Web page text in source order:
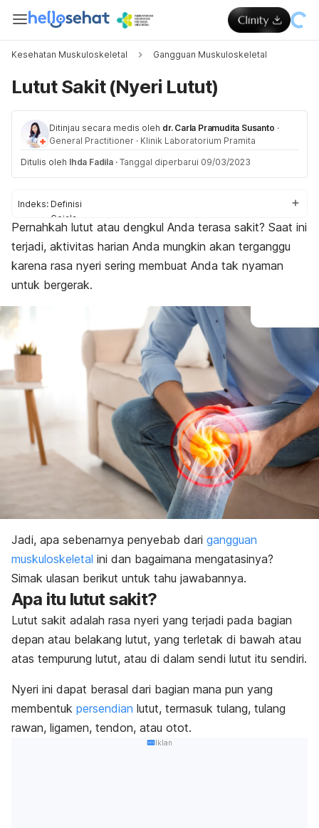
Kesehatan Muskuloskeletal Gangguan Muskuloskeletal
Lutut Sakit (Nyeri Lutut)
Ditinjau secara medis oleh dr. Carla Pramudita Susanto ·
General Practitioner · Klinik Laboratorium Pramita
Ditulis oleh Ihda Fadila · Tanggal diperbarui 09/03/2023
Indeks: Definisi
Gejala
Penyebab
Faktor risiko
Diagnosis
Pengobatan
Perawatan rumahan
Pernahkah lutut atau dengkul Anda terasa sakit? Saat ini
terjadi, aktivitas harian Anda mungkin akan terganggu
karena rasa nyeri sering membuat Anda tak nyaman
untuk bergerak.
Jadi, apa sebenarnya penyebab dari gangguan
muskuloskeletal ini dan bagaimana mengatasinya?
Simak ulasan berikut untuk tahu jawabannya.
Apa itu lutut sakit?
Lutut sakit adalah rasa nyeri yang terjadi pada bagian
depan atau belakang lutut, yang terletak di bawah atau
atas tempurung lutut, atau di dalam sendi lutut itu sendiri.
Nyeri ini dapat berasal dari bagian mana pun yang
membentuk persendian lutut, termasuk tulang, tulang
rawan, ligamen, tendon, atau otot.
Iklan